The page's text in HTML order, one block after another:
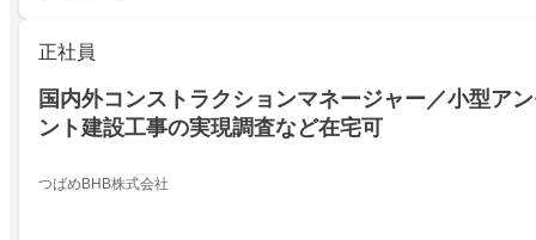
正社員
国内外コンストラクションマネージャー／小型ア
ント建設工事の実現調査など在宅可
つばめBHB株式会社